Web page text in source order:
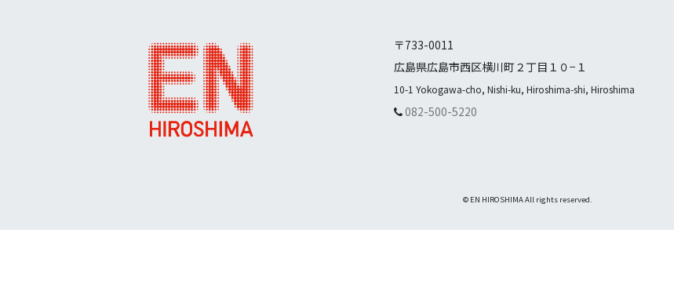
〒733-0011
広島県広島市西区横川町２丁目１０−１
10-1 Yokogawa-cho, Nishi-ku, Hiroshima-shi, Hiroshima
082-500-5220
© EN HIROSHIMA All rights reserved.